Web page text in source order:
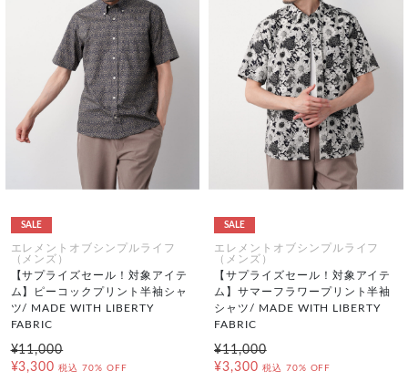
SALE
エレメントオブシンプルライフ
（メンズ）
【サプライズセール！対象アイテ
ム】ピーコックプリント半袖シャ
ツ/ MADE WITH LIBERTY
FABRIC
¥11,000
¥3,300 税込 70% OFF
SALE
エレメントオブシンプルライフ
（メンズ）
【サプライズセール！対象アイテ
ム】サマーフラワープリント半袖
シャツ/ MADE WITH LIBERTY
FABRIC
¥11,000
¥3,300 税込 70% OFF